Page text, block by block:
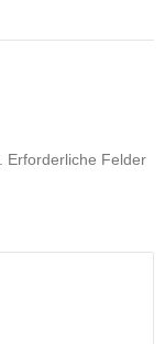
Erforderliche Felder